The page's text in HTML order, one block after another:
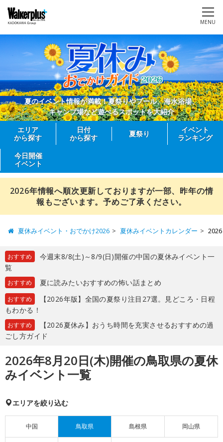
MENU
夏のイベント情報が満載！夏祭りやプール、海水浴場、
キャンプ場など遊べるスポットを大紹介
エリア
から探す
日付
から探す
夏祭り
イベント
ランキング
今日開催
イベント
2026年情報へ順次更新しておりますが一部、昨年の情
報もございます。予めご了承ください。
夏休みイベント・おでかけ2026 夏休みイベントカレンダー
おすすめ
今週末8/8(土)～8/9(日)開催の中国の夏休みイベント一
覧
おすすめ 夏に読みたいおすすめの怖い話まとめ
おすすめ
【2026年版】全国の夏祭り注目27選。見どころ・日程
もわかる！
おすすめ
【2026夏休み】おうち時間を充実させるおすすめの過
ごし方ガイド
2026年8月20日(木)開催の鳥取県の夏休
みイベント一覧
エリアを絞り込む
中国 鳥取県 島根県 岡山県